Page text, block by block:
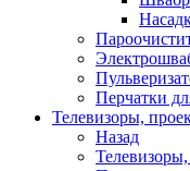
Перчатки
Телевизоры,
Назад